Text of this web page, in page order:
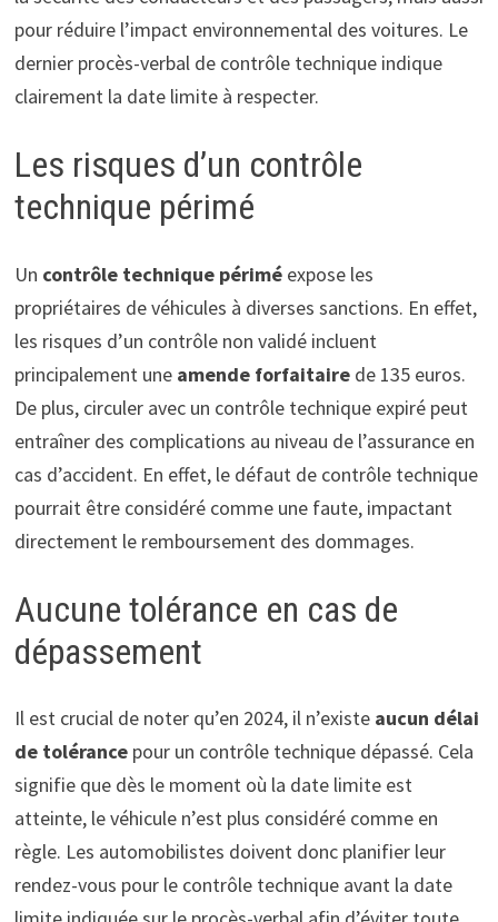
pour réduire l’impact environnemental des voitures. Le
dernier procès-verbal de contrôle technique indique
clairement la date limite à respecter.
Les risques d’un contrôle
technique périmé
Un contrôle technique périméexpose les
propriétaires de véhicules à diverses sanctions. En effet,
les risques d’un contrôle non validé incluent
principalement une amende forfaitairede 135 euros.
De plus, circuler avec un contrôle technique expiré peut
entraîner des complications au niveau de l’assurance en
cas d’accident. En effet, le défaut de contrôle technique
pourrait être considéré comme une faute, impactant
directement le remboursement des dommages.
Aucune tolérance en cas de
dépassement
Il est crucial de noter qu’en 2024, il n’existe aucun délai
de tolérancepour un contrôle technique dépassé. Cela
signifie que dès le moment où la date limite est
atteinte, le véhicule n’est plus considéré comme en
règle. Les automobilistes doivent donc planifier leur
rendez-vous pour le contrôle technique avant la date